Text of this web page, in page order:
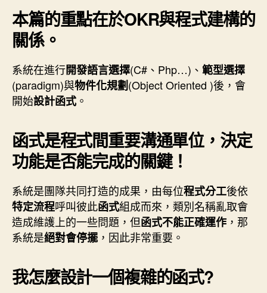
本篇的重點在於OKR與程式建構的
關係。
系統在進行開發語言選擇(C#、Php…)、 範型選擇
(paradigm)與物件化規劃(Object Oriented )後，會
開始設計函式。
函式是程式間重要溝通單位，決定
功能是否能完成的關鍵！
系統是團隊共同打造的成果，由每位程式分工後依
特定流程呼叫彼此函式組成而來，類別名稱亂取會
造成維護上的一些問題，但函式不能正確運作 ，那
系統是絕對會停擺 ，因此非常重要。
我怎麼設計一個複雜的函式?